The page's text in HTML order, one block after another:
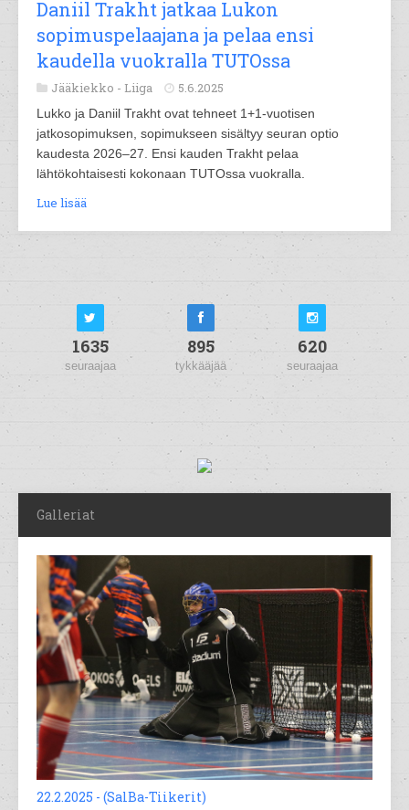
Daniil Trakht jatkaa Lukon
sopimuspelaajana ja pelaa ensi
kaudella vuokralla TUTOssa
Jääkiekko - Liiga 5.6.2025
Lukko ja Daniil Trakht ovat tehneet 1+1-vuotisen
jatkosopimuksen, sopimukseen sisältyy seuran optio
kaudesta 2026–27. Ensi kauden Trakht pelaa
lähtökohtaisesti kokonaan TUTOssa vuokralla.
Lue lisää
1635
seuraajaa
895
tykkääjää
620
seuraajaa
Galleriat
22.2.2025 - (SalBa-Tiikerit)